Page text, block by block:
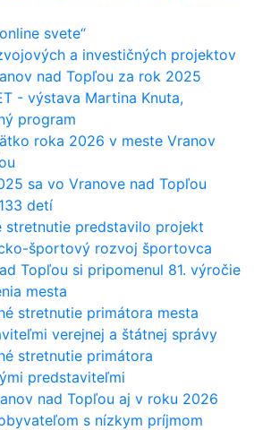
svete“
a investičných projektov
nad Topľou za rok 2025
- výstava Martina Knuta,
program
roka 2026 v meste Vranov
sa vo Vranove nad Topľou
detí
stretnutie predstavilo projekt
športový rozvoj športovca
Topľou si pripomenul 81. výročie
mesta
stretnutie primátora mesta
verejnej a štátnej správy
stretnutie primátora
predstaviteľmi
nad Topľou aj v roku 2026
s nízkym príjmom